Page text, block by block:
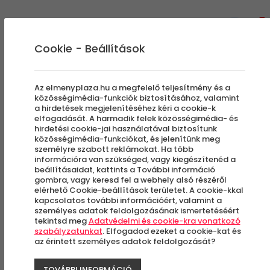
Cookie - Beállítások
Az elmenyplaza.hu a megfelelő teljesítmény és a
közösségimédia-funkciók biztosításához, valamint
a hirdetések megjelenítéséhez kéri a cookie-k
elfogadását. A harmadik felek közösségimédia- és
hirdetési cookie-jai használatával biztosítunk
közösségimédia-funkciókat, és jelenítünk meg
személyre szabott reklámokat. Ha több
információra van szükséged, vagy kiegészítenéd a
beállításaidat, kattints a További információ
gombra, vagy keresd fel a webhely alsó részéről
elérhető Cookie-beállítások területet. A cookie-kkal
kapcsolatos további információért, valamint a
személyes adatok feldolgozásának ismertetéséért
tekintsd megAdatvédelmi és cookie-kra vonatkozó
szabályzatunkat. Elfogadod ezeket a cookie-kat és
az érintett személyes adatok feldolgozását?